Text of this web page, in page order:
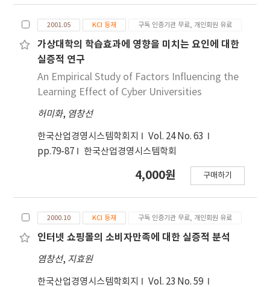
2001.05 KCI 등재 구독 인증기관 무료, 개인회원 유료
가상대학의 학습효과에 영향을 미치는 요인에 대한
실증적 연구
An Empirical Study of Factors Influencing the
Learning Effect of Cyber Universities
허미화, 염창선
한국산업경영시스템학회지
Vol. 24 No. 63
pp.79-87
한국산업경영시스템학회
4,000원 구매하기
2000.10 KCI 등재 구독 인증기관 무료, 개인회원 유료
인터넷 쇼핑몰의 소비자만족에 대한 실증적 분석
염창선, 지효원
한국산업경영시스템학회지
Vol. 23 No. 59